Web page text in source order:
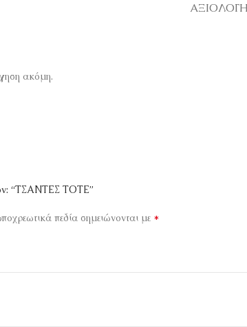
ακόμη.
“ΤΣΑΝΤΕΣ ΤΟΤΕ”
πεδία σημειώνονται με *